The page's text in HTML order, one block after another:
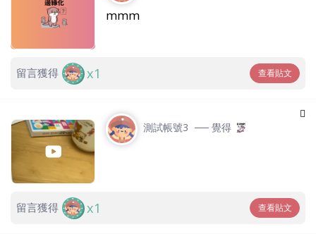
mmm
留言獲得 x1 查看貼文
測試帳號3 ── 覺得
留言獲得 x1 查看貼文